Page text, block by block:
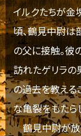
イルクたちが金
頃、鶴見中尉
の父に接触。彼
訪れたゲリラの
の過去を教える
な亀裂をもた
鶴見中尉が放